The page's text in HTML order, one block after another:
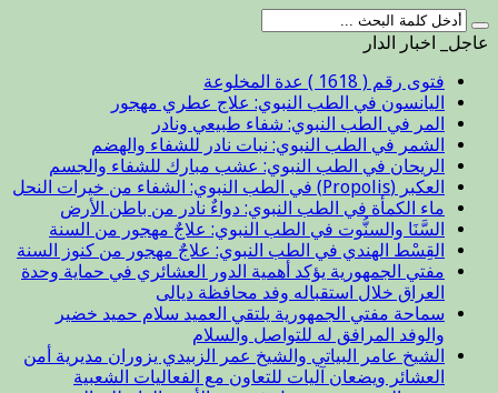
عاجل_ اخبار الدار
فتوى رقم ( 1618 ) عدة المخلوعة
اليانسون في الطب النبوي: علاج عطري مهجور
المر في الطب النبوي: شفاء طبيعي ونادر
الشمر في الطب النبوي: نبات نادر للشفاء والهضم
الريحان في الطب النبوي: عشب مبارك للشفاء والجسم
العكبر (Propolis) في الطب النبوي: الشفاء من خيرات النحل
ماء الكمأة في الطب النبوي: دواءٌ نادر من باطن الأرض
السَّنَا والسنُّوت في الطب النبوي: علاجٌ مهجور من السنة
القِسْط الهندي في الطب النبوي: علاجٌ مهجور من كنوز السنة
مفتي الجمهورية يؤكد أهمية الدور العشائري في حماية وحدة
العراق خلال استقباله وفد محافظة ديالى
سماحة مفتي الجمهورية يلتقي العميد سلام حميد خضير
والوفد المرافق له للتواصل والسلام
الشيخ عامر البياتي والشيخ عمر الزبيدي يزوران مديرية أمن
العشائر ويضعان آليات للتعاون مع الفعاليات الشعبية